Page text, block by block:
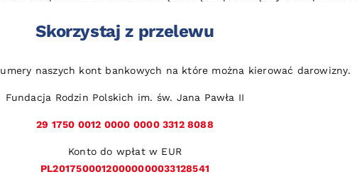
Skorzystaj z przelewu
naszych kont bankowych na które można kierować darowizny.
Fundacja Rodzin Polskich im. św. Jana Pawła II
29 1750 0012 0000 0000 3312 8088
Konto do wpłat w EUR
PL20175000120000000033128541